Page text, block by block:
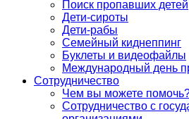
Поиск пропавших детей
Дети-сироты
Дети-рабы
Семейный киднеппинг
Буклеты и видеофайлы
Международный день
Сотрудничество
Чем вы можете
Сотрудничество с